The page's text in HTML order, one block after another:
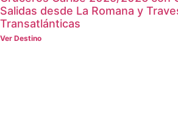
Salidas desde La Romana y
Transatlánticas
Ver Destino